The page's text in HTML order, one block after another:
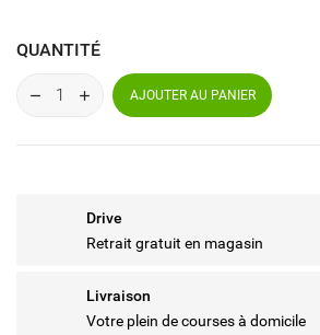
QUANTITÉ
AJOUTER AU PANIER
Drive
Retrait gratuit en magasin
Livraison
Votre plein de courses à domicile